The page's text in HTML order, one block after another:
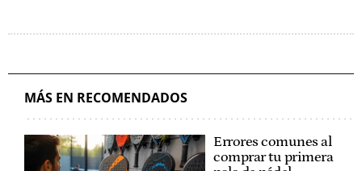
MÁS EN RECOMENDADOS
Errores comunes al
comprar tu primera